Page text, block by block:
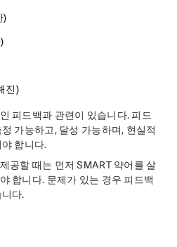
)
진)
피드백과 관련이 있습니다. 피드
가능하고, 달성 가능하며, 현실적
합니다.
공할 때는 먼저 SMART 약어를 살
합니다. 문제가 있는 경우 피드백
다.